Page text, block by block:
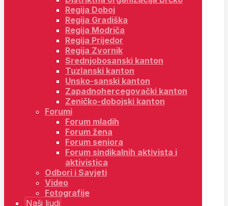
Regija Doboj
Regija Gradiška
Regija Modriča
Regija Prijedor
Regija Zvornik
Srednjobosanski kanton
Tuzlanski kanton
Unsko-sanski kanton
Zapadnohercegovački kanton
Zeničko-dobojski kanton
Forumi
Forum mladih
Forum žena
Forum seniora
Forum sindikalnih aktivista i
aktivistica
Odbori i Savjeti
Video
Fotografije
Naši ljudi